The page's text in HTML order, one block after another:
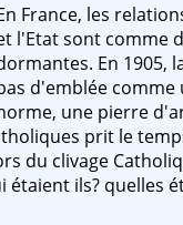
France, les
l'Etat sont comme
En 1905,
d'emblée comme
une pierre
prit le
du clivage
étaient ils? quelles